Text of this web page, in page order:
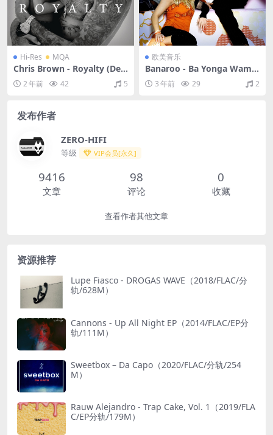
Hi-Res MQA
Chris Brown - Royalty (Del
uxe Version)（2015/FLAC/
分轨/796M）(MQA/24bit/4
2 年前 42 5
欧美音乐
Banaroo - Ba Yonga Wamb
a（2007/FLAC/EP分轨/142
M）3 年前 29 2
发布作者
ZERO-HIFI
等级 VIP会员[永久]
9416
文章
98
评论
0
收藏
查看作者其他文章
资源推荐
Lupe Fiasco - DROGAS WAVE（2018/FLAC/分
轨/628M）
Cannons - Up All Night EP（2014/FLAC/EP分
轨/111M）
Sweetbox – Da Capo（2020/FLAC/分轨/254
M）
Rauw Alejandro - Trap Cake, Vol. 1（2019/FLA
C/EP分轨/179M）